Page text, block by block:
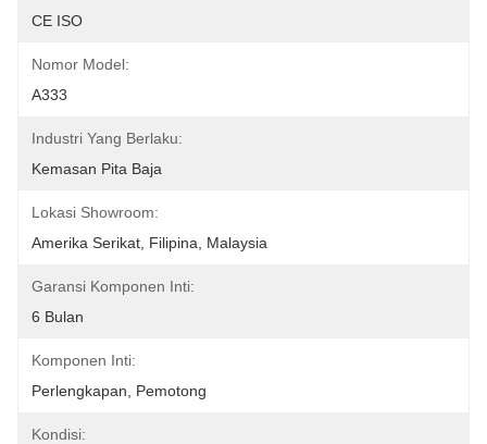
CE ISO
Nomor Model:
A333
Industri Yang Berlaku:
Kemasan Pita Baja
Lokasi Showroom:
Amerika Serikat, Filipina, Malaysia
Garansi Komponen Inti:
6 Bulan
Komponen Inti:
Perlengkapan, Pemotong
Kondisi: